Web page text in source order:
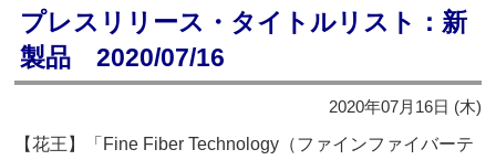
プレスリリース・タイトルリスト：新
製品 2020/07/16
2020年07月16日 (木)
【花王】「Fine Fiber Technology（ファインファイバーテ